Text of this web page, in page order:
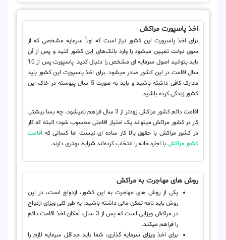
اخذ پاسپورت مراکش
برای اخذ پاسپورت این کشور نیاز است که اولاً سرمایه مشخصی که از
سوی دولت تعیین می‎شود را وارد بانک‌های این کشور کنید و پس از آن
باید بتوانید اصول سرمایه ای مشخص را دنبال کنید. پاسپورت پس از 10
سال اقامت در این کشور صادر می‎شود. برای اخذ پاسپورت این کشور باید
مدارک کافی داشته باشید و باید به صورت 5 سال پیوسته در خاک این
کشور زندگی کرده باشید.
اقامت دائم کشور مراکش زودتر از 3 سال فراهم نمی‎شود، چه بسا بیشتر.
کار در کشور مراکش می‎تواند یک امتیاز اقامتی محسوب شود؛ البته که کار
در کشور مراکش با حقوق بالا کار ساده ای نیست اما کسانی که اقامت
کشور مراکشبا اجاره خانه را انتخاب کرده‌اند شرایط بهتری دارند.
روش‌ های مهاجرت به مراکش
یکی از روش های مهاجرت به این کشور، ازدواج است، در این
روش باید نامه تمکن مالی داشته باشید، به طور کلی ویزای ازدواج
در مراکش ویزایی است که پس از 3 سال، امکان اخذ اقامت دائم
را فراهم می‎کند.
برای اخذ ویزای سرمایه گذاری، شما باید حداقل سرمایه لازم را